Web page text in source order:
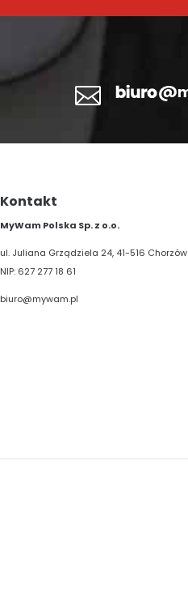

Kontakt
MyWam Polska Sp. z o.o.
ul. Juliana Grządziela 24, 41-516 Chorzów
NIP: 627 277 18 61
biuro@mywam.pl